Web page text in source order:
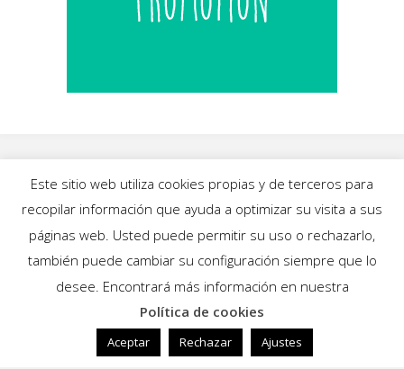
Funciona conFluida&WordPress.
Este sitio web utiliza cookies propias y de terceros para
recopilar información que ayuda a optimizar su visita a sus
páginas web. Usted puede permitir su uso o rechazarlo,
también puede cambiar su configuración siempre que lo
desee. Encontrará más información en nuestra
Política de cookies
Aceptar Rechazar Ajustes